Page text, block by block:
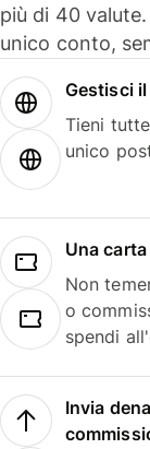
più di 40
unico conto,
Gestisci
Tieni
unico
Una
Non
o
spendi
Invia